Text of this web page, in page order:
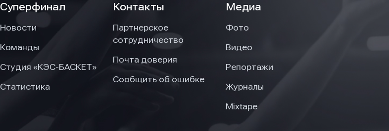
Суперфинал
Новости
Команды
Студия «КЭС-БАСКЕТ»
Статистика
Контакты
Партнерское
сотрудничество
Почта доверия
Сообщить об ошибке
Медиа
Фото
Видео
Репортажи
Журналы
Mixtape